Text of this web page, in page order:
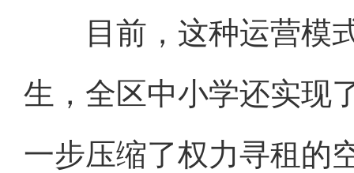
目前，这种运营模式
生，全区中小学还实现
一步压缩了权力寻租的